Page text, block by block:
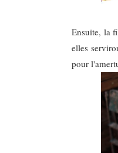
Ensuite, la
elles
pour